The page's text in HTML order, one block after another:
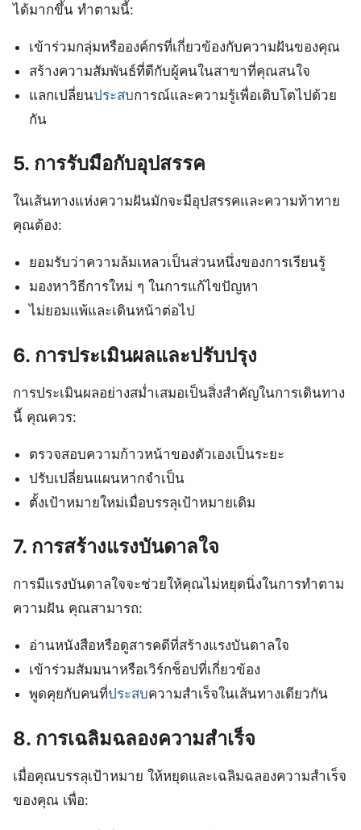
ได้มากขึ้น ทำตามนี้:
เข้าร่วมกลุ่มหรือองค์กรที่เกี่ยวข้องกับความฝันของคุณ
สร้างความสัมพันธ์ที่ดีกับผู้คนในสาขาที่คุณสนใจ
แลกเปลี่ยนประสบการณ์และความรู้เพื่อเติบโตไปด้วย
กัน
5. การรับมือกับอุปสรรค
ในเส้นทางแห่งความฝันมักจะมีอุปสรรคและความท้าทาย
คุณต้อง:
ยอมรับว่าความล้มเหลวเป็นส่วนหนึ่งของการเรียนรู้
มองหาวิธีการใหม่ ๆ ในการแก้ไขปัญหา
ไม่ยอมแพ้และเดินหน้าต่อไป
6. การประเมินผลและปรับปรุง
การประเมินผลอย่างสม่ำเสมอเป็นสิ่งสำคัญในการเดินทาง
นี้ คุณควร:
ตรวจสอบความก้าวหน้าของตัวเองเป็นระยะ
ปรับเปลี่ยนแผนหากจำเป็น
ตั้งเป้าหมายใหม่เมื่อบรรลุเป้าหมายเดิม
7. การสร้างแรงบันดาลใจ
การมีแรงบันดาลใจจะช่วยให้คุณไม่หยุดนิ่งในการทำตาม
ความฝัน คุณสามารถ:
อ่านหนังสือหรือดูสารคดีที่สร้างแรงบันดาลใจ
เข้าร่วมสัมมนาหรือเวิร์กช็อปที่เกี่ยวข้อง
พูดคุยกับคนที่ประสบความสำเร็จในเส้นทางเดียวกัน
8. การเฉลิมฉลองความสำเร็จ
เมื่อคุณบรรลุเป้าหมาย ให้หยุดและเฉลิมฉลองความสำเร็จ
ของคุณ เพื่อ: